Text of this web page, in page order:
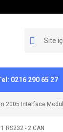
0216 290 65 27
2005 Interface